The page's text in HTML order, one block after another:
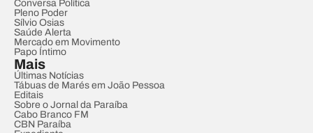
Conversa Política
Pleno Poder
Sílvio Osias
Saúde Alerta
Mercado em Movimento
Papo Íntimo
Mais
Últimas Notícias
Tábuas de Marés em João Pessoa
Editais
Sobre o Jornal da Paraíba
Cabo Branco FM
CBN Paraíba